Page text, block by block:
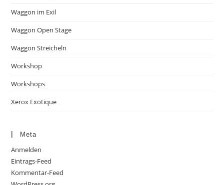
Waggon im Exil
Waggon Open Stage
Waggon Streicheln
Workshop
Workshops
Xerox Exotique
Meta
Anmelden
Eintrags-Feed
Kommentar-Feed